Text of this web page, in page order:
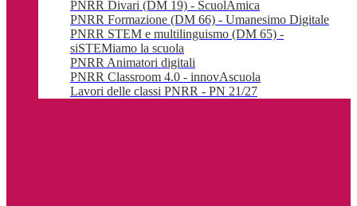
PNRR Divari (DM 19) - ScuolAmica
PNRR Formazione (DM 66) - Umanesimo Digitale
PNRR STEM e multilinguismo (DM 65) -
siSTEMiamo la scuola
PNRR Animatori digitali
PNRR Classroom 4.0 - innovAscuola
Lavori delle classi PNRR - PN 21/27